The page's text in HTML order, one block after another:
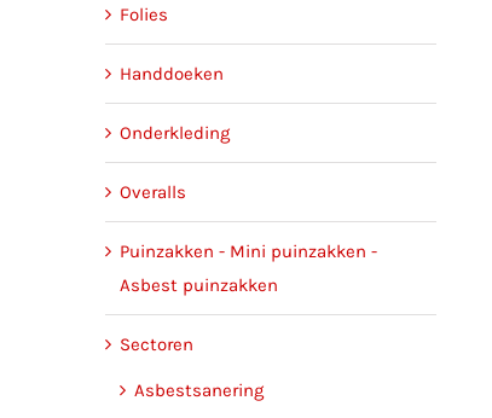
Folies
Handdoeken
Onderkleding
Overalls
Puinzakken - Mini puinzakken -
Asbest puinzakken
Sectoren
Asbestsanering